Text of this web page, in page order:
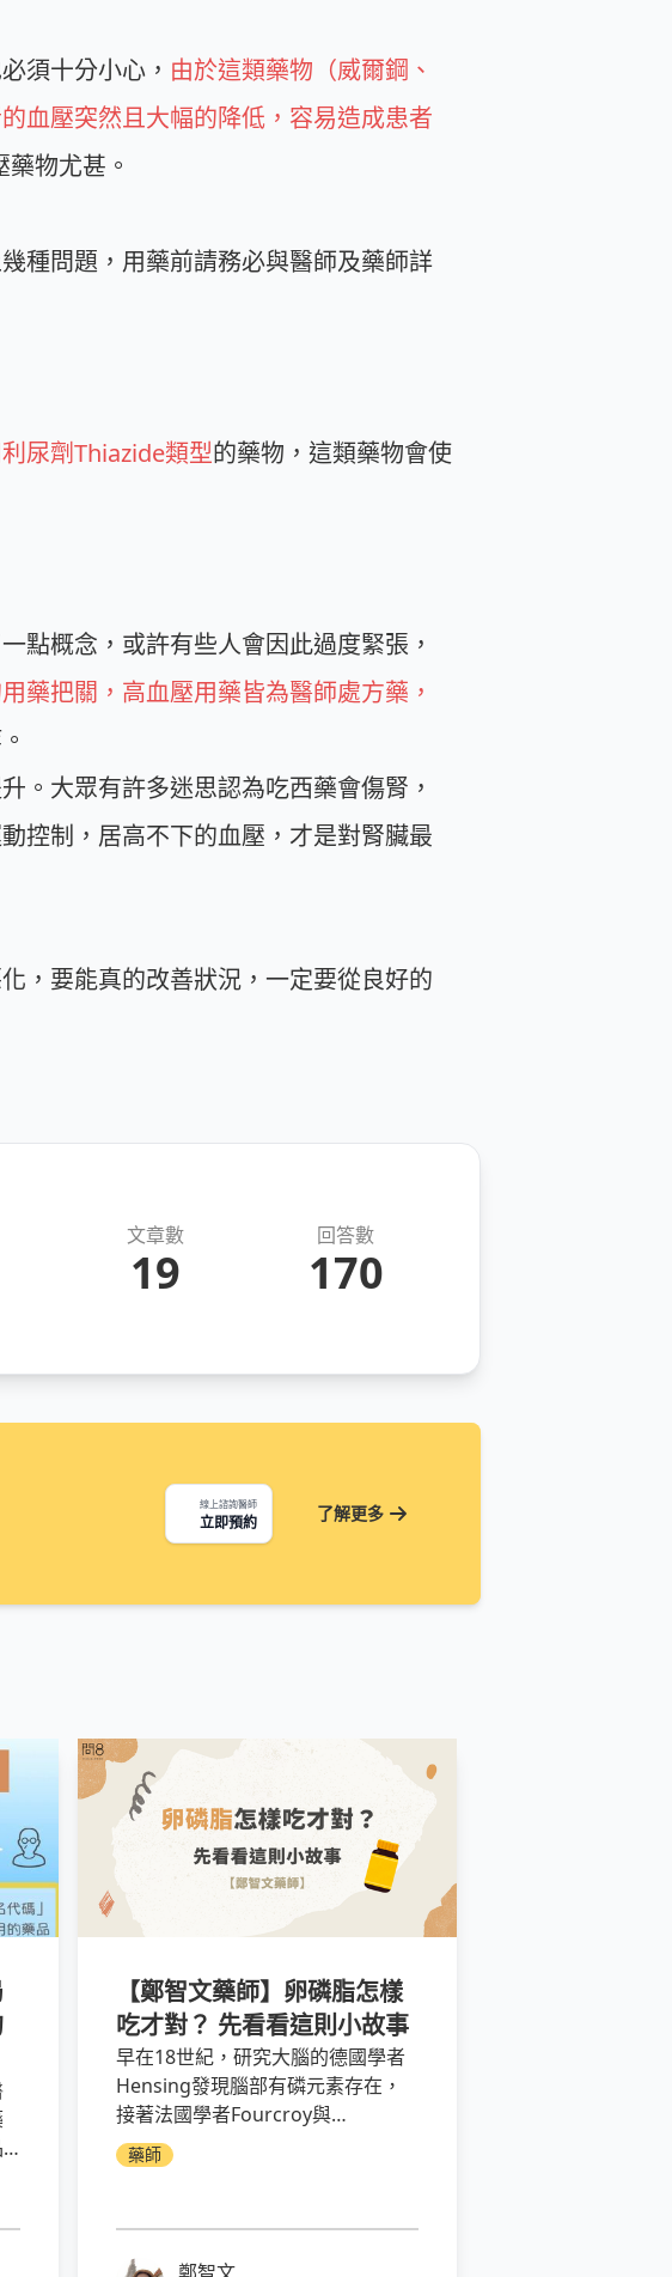
須十分小心， 由於這類藥物（威爾鋼、
血壓突然且大幅的降低，容易造成患者
物尤甚。
種問題，用藥前請務必與醫師及藥師詳
尿劑Thiazide類型的藥物，這類藥物會使
點概念，或許有些人會因此過度緊張，
藥把關，高血壓用藥皆為醫師處方藥，
。大眾有許多迷思認為吃西藥會傷腎，
控制，居高不下的血壓，才是對腎臟最
，要能真的改善狀況，一定要從良好的
文章數
19
回答數
170
線上諮詢醫師
立即預約 了解更多
【鄭智文藥師】卵磷脂怎樣
吃才對？ 先看看這則小故事
早在18世紀，研究大腦的德國學者
Hensing發現腦部有磷元素存在，
接著法國學者Fourcroy與
Vauquelin發現腦部組成除了大量蛋
白質，還有一些脂肪物質與磷酸鹽
藥師